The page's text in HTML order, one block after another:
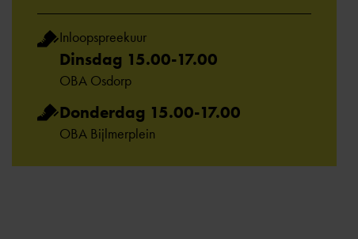
Inloopspreekuur
Dinsdag 15.00-17.00
OBA Osdorp
Donderdag 15.00-17.00
OBA Bijlmerplein